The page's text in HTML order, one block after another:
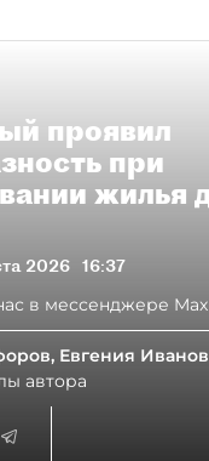
проявил
при
жилья
2026 16:37
в мессенджере Max
Евгения
автора